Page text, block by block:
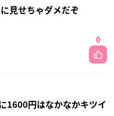
見せちゃダメだぞ
0
1600円はなかなかキツイ